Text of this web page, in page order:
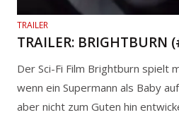
TRAILER
TRAILER: BRIGHTBURN
Der Sci-Fi Film Brightburn spielt
wenn ein Supermann als Baby
aber nicht zum Guten hin